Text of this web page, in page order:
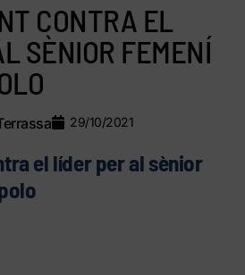
CONTRA EL
SÈNIOR FEMENÍ
29/10/2021
el líder per al sènior